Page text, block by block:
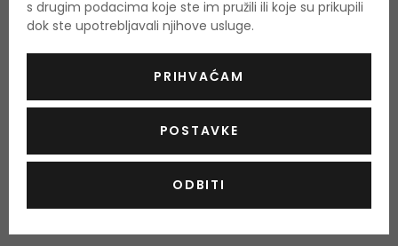
Paraffinum Liquidum, Triisononanoin, Cetearyl
Helianthus Annuus Seed Oil, Tocopheryl Acetate, Anthemis
Nobilis Flower Oil, Lavandula Angustifolia Oil, Rosmarinus
s drugim podacima koje ste im pružili ili koje su prikupili
dok ste upotrebljavali njihove usluge.
PRIHVAĆAM
POSTAVKE
ODBITI